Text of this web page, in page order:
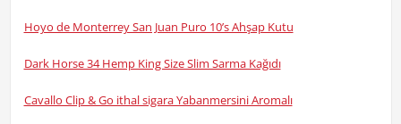
Hoyo de Monterrey San Juan Puro 10’s Ahşap Kutu
Dark Horse 34 Hemp King Size Slim Sarma Kağıdı
Cavallo Clip & Go ithal sigara Yabanmersini Aromalı